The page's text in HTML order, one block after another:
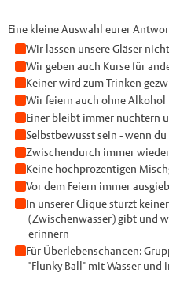
Eine kleine Auswahl eurer
Wir lassen unsere Gläser
Wir geben auch Kurse für
Keiner wird zum Trinken
Wir feiern auch ohne Alkohol
Einer bleibt immer nüchtern
Selbstbewusst sein - wenn
Zwischendurch immer
Keine hochprozentigen
Vor dem Feiern immer
In unserer Clique stürzt
(Zwischenwasser) gibt und
erinnern
Für Überlebenschancen:
"Flunky Ball" mit Wasser und